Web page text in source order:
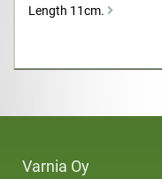
Length 11cm.
Varnia Oy